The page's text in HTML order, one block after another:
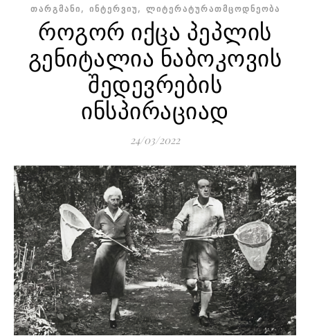
ᲗᲐᲠᲒᲛᲐᲜᲘ, ᲘᲜᲢᲔᲠᲕᲘᲣ, ᲚᲘᲢᲔᲠᲐᲢᲣᲠᲐᲗᲛᲪᲝᲓᲜᲔᲝᲑᲐ
როგორ იქცა პეპლის
გენიტალია ნაბოკოვის
შედევრების
ინსპირაციად
24/03/2022